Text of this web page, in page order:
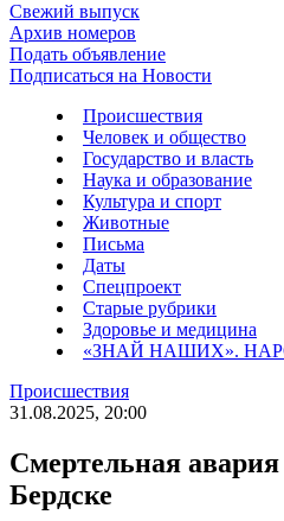
Свежий выпуск
Архив номеров
Подать объявление
Подписаться на Новости
Происшествия
Человек и общество
Государство и власть
Наука и образование
Культура и спорт
Животные
Письма
Даты
Спецпроект
Старые рубрики
Здоровье и медицина
«ЗНАЙ НАШИХ».
Происшествия
31.08.2025, 20:00
Смертельная
Бердске